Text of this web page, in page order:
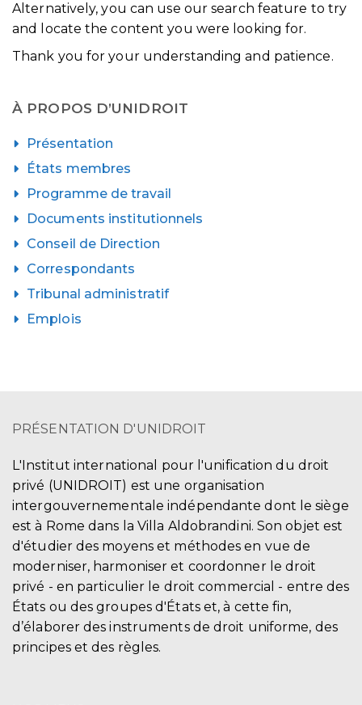
Alternatively, you can use our search feature to try
and locate the content you were looking for.
Thank you for your understanding and patience.
À PROPOS D’UNIDROIT
Présentation
États membres
Programme de travail
Documents institutionnels
Conseil de Direction
Correspondants
Tribunal administratif
Emplois
PRÉSENTATION D'UNIDROIT
L'Institut international pour l'unification du droit
privé (UNIDROIT) est une organisation
intergouvernementale indépendante dont le siège
est à Rome dans la Villa Aldobrandini. Son objet est
d'étudier des moyens et méthodes en vue de
moderniser, harmoniser et coordonner le droit
privé - en particulier le droit commercial - entre des
États ou des groupes d'États et, à cette fin,
d’élaborer des instruments de droit uniforme, des
principes et des règles.